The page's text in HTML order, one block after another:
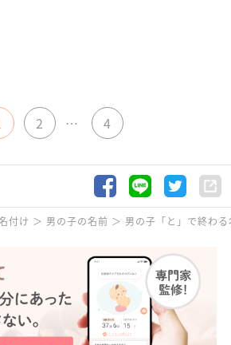
2 … 4
付け 男の子の名前 男の子「と」で終わ